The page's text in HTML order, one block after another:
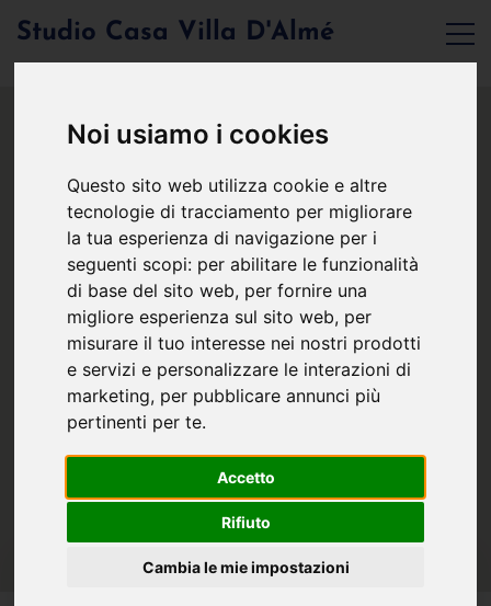
Noi usiamo i cookies
Questo sito web utilizza cookie e altre
tecnologie di tracciamento per migliorare
la tua esperienza di navigazione per i
seguenti scopi: per abilitare le funzionalità
di base del sito web, per fornire una
migliore esperienza sul sito web, per
misurare il tuo interesse nei nostri prodotti
e servizi e personalizzare le interazioni di
marketing, per pubblicare annunci più
pertinenti per te.
Accetto
Rifiuto
Cambia le mie impostazioni
Studio Casa Villa D'Almé